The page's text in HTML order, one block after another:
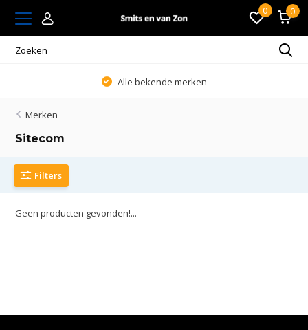
0 0
Alle bekende merken
Merken
Sitecom
Filters
Geen producten gevonden!...